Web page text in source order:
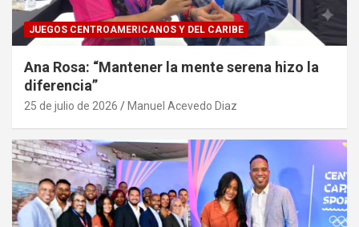
JUEGOS CENTROAMERICANOS Y DEL CARIBE
Ana Rosa: “Mantener la mente serena hizo la
diferencia”
25 de julio de 2026 Manuel Acevedo Diaz